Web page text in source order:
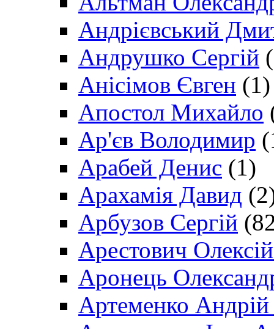
Андрієвський
Андрушко Сергій
Анісімов Євген (1)
Апостол Михайло
Ар'єв Володимир
Арабей Денис (1)
Арахамія Давид
Арбузов Сергій
Арестович
Аронець
Артеменко Андрій